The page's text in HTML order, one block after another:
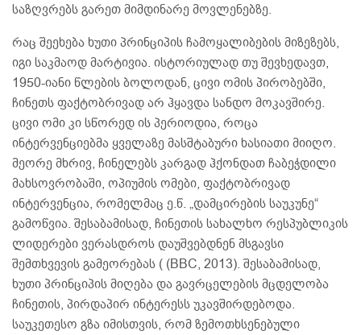
საზღვრებს გარეთ მიმდინარე მოვლენებზე.
რაც შეეხება ხუთი პრინციპის ჩამოყალიბების მიზეზებს,
იგი საკმაოდ მარტივია. ისტორიულად თუ შევხედავთ,
1950-იანი წლების ბოლოდან, ცივი ომის პირობებში,
ჩინეთს ფაქტობრივად არ ჰყავდა სანდო მოკავშირე.
ცივი ომი კი სწორედ ის პერიოდია, როცა
ინტერვენციებმა ყველაზე მასშტაბური ხასიათი მიიღო.
მეორე მხრივ, ჩინელებს კარგად ჰქონდათ ჩაბეჭდილი
მახსოვრობაში, ოპიუმის ომები, ფაქტობრივად
ინტერვენცია, რომელმაც ე.წ. „დამცირების საუკუნე“
გამოწვია. შესაბამისად, ჩინეთის სახალხო რესპუბლიკის
ლიდერები ვერასდროს დაუშვებდნენ მსგავსი
შემთხვევის გამეორებას ( (BBC, 2013). შესაბამისად,
ხუთი პრინციპის მიღება და გავრცელების მცდელობა
ჩინეთის, პირდაპირ ინტერესს უკავშირდებოდა.
საუკეთესო გზა იმისთვის, რომ ზემოთხსენებული